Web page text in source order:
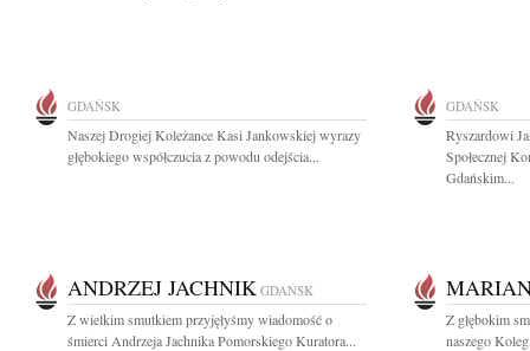
GDAŃSK
Naszej Drogiej Koleżance Kasi Jankowskiej wyrazy
głębokiego współczucia z powodu odejścia...
GDAŃSK
Ryszardowi
Społecznej
Gdańskim...
ANDRZEJ JACHNIK GDAŃSK
Z wielkim smutkiem przyjęłyśmy wiadomość o
śmierci Andrzeja Jachnika Pomorskiego Kuratora...
Z głębokim
naszego